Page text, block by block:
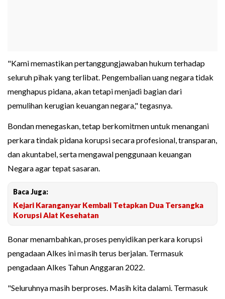
"Kami memastikan pertanggungjawaban hukum terhadap
seluruh pihak yang terlibat. Pengembalian uang negara tidak
menghapus pidana, akan tetapi menjadi bagian dari
pemulihan kerugian keuangan negara," tegasnya.
Bondan menegaskan, tetap berkomitmen untuk menangani
perkara tindak pidana korupsi secara profesional, transparan,
dan akuntabel, serta mengawal penggunaan keuangan
Negara agar tepat sasaran.
Baca Juga:
Kejari Karanganyar Kembali Tetapkan Dua Tersangka
Korupsi Alat Kesehatan
Bonar menambahkan, proses penyidikan perkara korupsi
pengadaan Alkes ini masih terus berjalan. Termasuk
pengadaan Alkes Tahun Anggaran 2022.
"Seluruhnya masih berproses. Masih kita dalami. Termasuk